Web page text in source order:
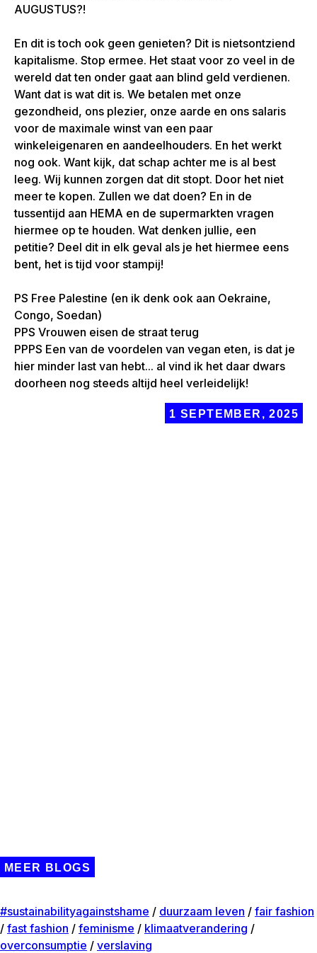
AUGUSTUS?!
En dit is toch ook geen genieten? Dit is nietsontziend
kapitalisme. Stop ermee. Het staat voor zo veel in de
wereld dat ten onder gaat aan blind geld verdienen.
Want dat is wat dit is. We betalen met onze
gezondheid, ons plezier, onze aarde en ons salaris
voor de maximale winst van een paar
winkeleigenaren en aandeelhouders. En het werkt
nog ook. Want kijk, dat schap achter me is al best
leeg. Wij kunnen zorgen dat dit stopt. Door het niet
meer te kopen. Zullen we dat doen? En in de
tussentijd aan HEMA en de supermarkten vragen
hiermee op te houden. Wat denken jullie, een
petitie? Deel dit in elk geval als je het hiermee eens
bent, het is tijd voor stampij!
PS Free Palestine (en ik denk ook aan Oekraine,
Congo, Soedan)
PPS Vrouwen eisen de straat terug
PPPS Een van de voordelen van vegan eten, is dat je
hier minder last van hebt... al vind ik het daar dwars
doorheen nog steeds altijd heel verleidelijk!
1 SEPTEMBER, 2025
MEER BLOGS
#sustainabilityagainstshame / duurzaam leven / fair fashion
/ fast fashion / feminisme / klimaatverandering /
overconsumptie / verslaving